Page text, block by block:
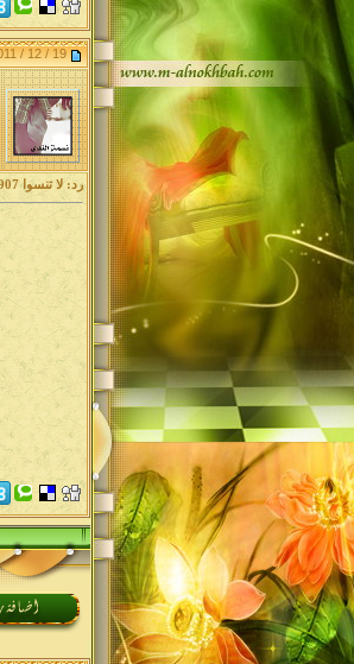
19 / 12 / 2011, 47 : 08 PM
رد: لا تنسوا 1907 !